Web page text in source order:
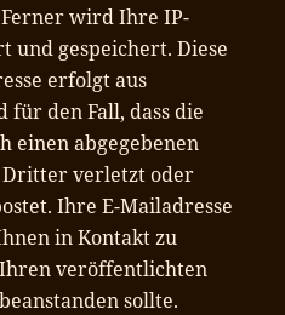
wird Ihre IP-
und gespeichert. Diese
erfolgt aus
für den Fall, dass die
einen abgegebenen
Dritter verletzt oder
Ihre E-Mailadresse
in Kontakt zu
veröffentlichten
sollte.